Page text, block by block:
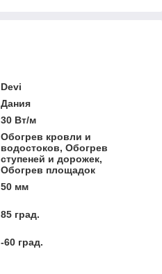
Devi
Дания
30 Вт/м
Обогрев кровли и
водостоков, Обогрев
ступеней и дорожек,
Обогрев площадок
50 мм
85 град.
-60 град.